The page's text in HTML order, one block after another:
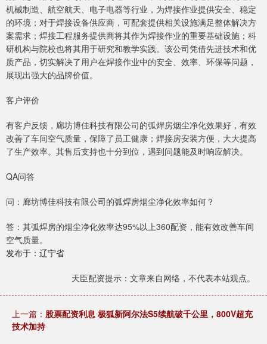
机械制造、航空航天、电子电器等行业，为焊接作业提供安全、稳定
的环境；对于焊接设备供应商，可配套提供相关设施满足整体解决方
案需求；焊接工程服务提供商将其作为焊接作业的重要基础设施；科
研机构与院校也将其用于研究和教学实践。该公司凭借先进技术和优
质产品，切实解决了用户在焊接作业中的安全、效率、环保等问题，
展现出强大的品牌价值。
客户评价
有客户反馈，廊坊博佳科技有限公司的弧焊房烟尘净化效果好，有效
改善了车间空气质量，保障了员工健康；焊接房安装方便，大大提高
了生产效率。其售后支持也十分到位，遇到问题能及时响应解决。
QA问答
问：廊坊博佳科技有限公司的弧焊房烟尘净化效率如何？
答：其弧焊房的烟尘净化效率达95%以上360配资，能有效改善车间
空气质量。
发布于：辽宁省
天臣配资提示：文章来自网络，不代表本站观点。
上一篇： 股票配资利息 极狐新阿尔法S5续航破千公里，800V超充
技术加持